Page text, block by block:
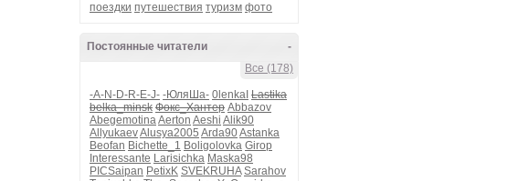
поездки путешествия туризм фото
-
Постоянные читатели
Все (178)
-A-N-D-R-E-J- -ЮляШа- 0lenkaI Lastika
belka_minsk Фокс_Хантер Abbazov
AbegemotinaAerton Aeshi Alik90
AllyukaevAlusya2005 Arda90Astanka
Beofan Bichette_1 Boligolovka Girop
Interessante Larisichka Maska98
PICSaipan PetixK SVEKRUHA Sarahov